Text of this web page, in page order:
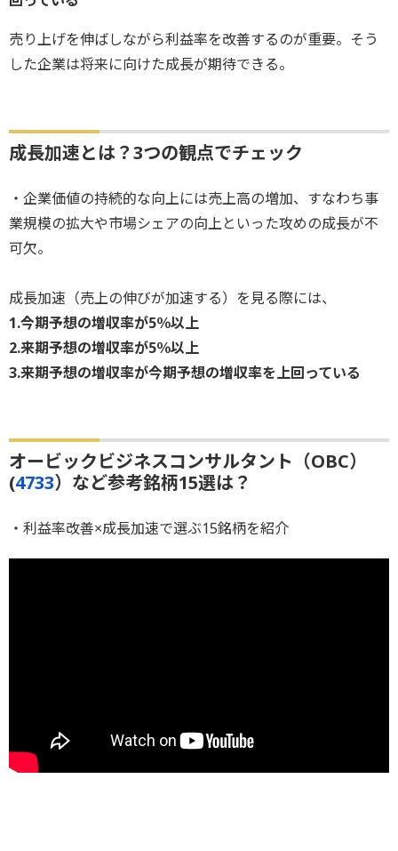
売り上げを伸ばしながら利益率を改善するのが重要。そう
した企業は将来に向けた成長が期待できる。
成長加速とは？3つの観点でチェック
・企業価値の持続的な向上には売上高の増加、すなわち事
業規模の拡大や市場シェアの向上といった攻めの成長が不
可欠。
成長加速（売上の伸びが加速する）を見る際には、
1.今期予想の増収率が5％以上
2.来期予想の増収率が5％以上
3.来期予想の増収率が今期予想の増収率を上回っている
オービックビジネスコンサルタント（OBC）
(4733）など参考銘柄15選は？
・利益率改善×成長加速で選ぶ15銘柄を紹介